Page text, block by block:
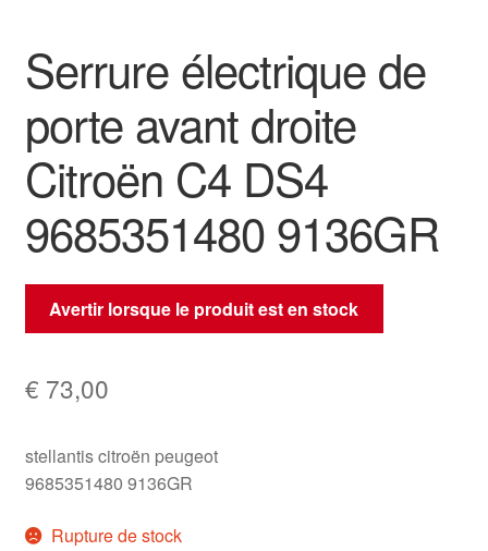
Serrure électrique de
porte avant droite
Citroën C4 DS4
9685351480 9136GR
Avertir lorsque le produit est en stock
€ 73,00
stellantis citroën peugeot
9685351480 9136GR
Rupture de stock